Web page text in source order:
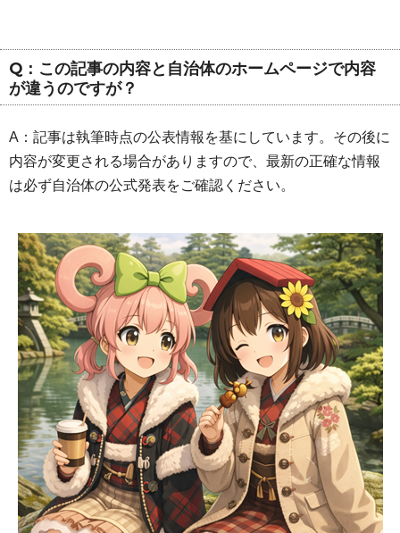
Q：この記事の内容と自治体のホームページで内容
が違うのですが？
A：記事は執筆時点の公表情報を基にしています。その後に
内容が変更される場合がありますので、最新の正確な情報
は必ず自治体の公式発表をご確認ください。